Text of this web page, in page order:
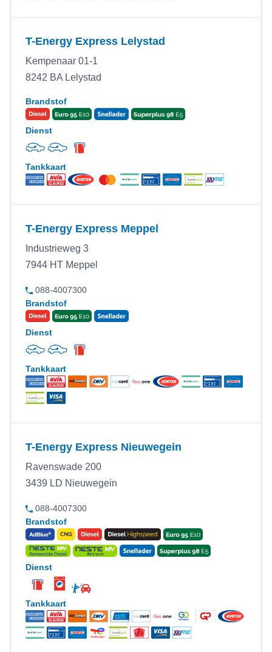
T-Energy Express Lelystad
Kempenaar 01-1
8242 BA Lelystad
Brandstof
Dienst
Tankkaart
T-Energy Express Meppel
Industrieweg 3
7944 HT Meppel
088-4007300
Brandstof
Dienst
Tankkaart
T-Energy Express Nieuwegein
Ravenswade 200
3439 LD Nieuwegein
088-4007300
Brandstof
Dienst
Tankkaart